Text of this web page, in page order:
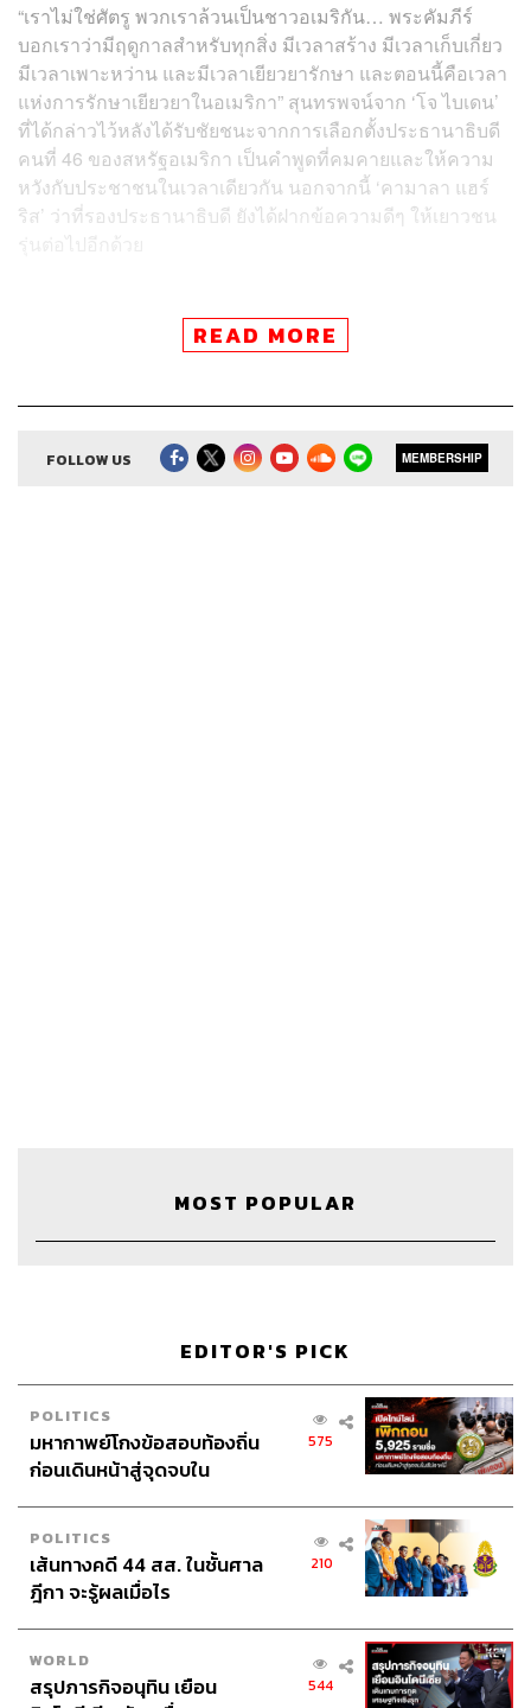
“เราไม่ใช่ศัตรู พวกเราล้วนเป็นชาวอเมริกัน… พระคัมภีร์
บอกเราว่ามีฤดูกาลสำหรับทุกสิ่ง มีเวลาสร้าง มีเวลาเก็บเกี่ยว
มีเวลาเพาะหว่าน และมีเวลาเยียวยารักษา และตอนนี้คือเวลา
แห่งการรักษาเยียวยาในอเมริกา” สุนทรพจน์จาก ‘โจ ไบเดน’
ที่ได้กล่าวไว้หลังได้รับชัยชนะจากการเลือกตั้งประธานาธิบดี
คนที่ 46 ของสหรัฐอเมริกา เป็นคำพูดที่คมคายและให้ความ
หวังกับประชาชนในเวลาเดียวกัน นอกจากนี้ ‘คามาลา แฮร์
ริส’ ว่าที่รองประธานาธิบดี ยังได้ฝากข้อความดีๆ ให้เยาวชน
ผ่านแอปพลิเคชันต่างๆ ที่คุณสะดวกหรือใช้อยู่แล้วได้เลย
ภูมิชาย บุญสินสุข
Show Creator & Producerภูมิชาย บุญสินสุข
เชษฐพงศ์ ชูประดิษฐ์
Art Directorอนงค์นาฏ วิวัฒนานนท์
IllustratorKhunkhom
Proofreaderภาสิณี เพิ่มพันธุ์พงศ์
Webmaster ณฐพร โรจน์อนุสรณ์
Social Media Adminณัฐชัย ตั้งวงศ์วิวัฒน์, สุทธกิตติ์​ สุทธา
วรรณกุล, ธิติกร ลิ้มทองมณี
Archive Officerชริน จำปาวัน
Music westonemusic.com
READ MORE
FOLLOW US MEMBERSHIP
MOST POPULAR
EDITOR'S PICK
POLITICS
มหากาพย์โกงข้อสอบท้องถิ่น
ก่อนเดินหน้าสู่จุดจบใน
575
POLITICS
เส้นทางคดี 44 สส. ในชั้นศาล
ฎีกา จะรู้ผลเมื่อไร
210
WORLD
สรุปภารกิจอนุทิน เยือน
544